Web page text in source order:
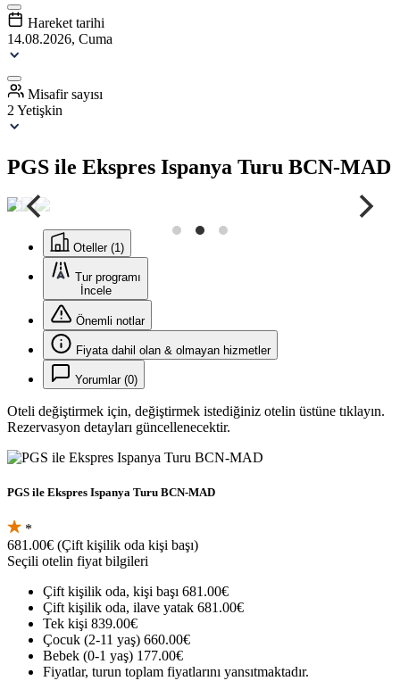
Hareket tarihi
14.08.2026, Cuma
Misafir sayısı
2 Yetişkin
PGS ile Ekspres Ispanya Turu BCN-MAD
Oteller (1)
Tur programı
İncele
Önemli notlar
Fiyata dahil olan & olmayan hizmetler
Yorumlar (0)
Oteli değiştirmek için, değiştirmek istediğiniz otelin üstüne tıklayın.
Rezervasyon detayları güncellenecektir.
PGS ile Ekspres Ispanya Turu BCN-MAD
*
681.00€ (Çift kişilik oda kişi başı)
Seçili otelin fiyat bilgileri
Çift kişilik oda, kişi başı 681.00€
Çift kişilik oda, ilave yatak 681.00€
Tek kişi 839.00€
Çocuk (2-11 yaş) 660.00€
Bebek (0-1 yaş) 177.00€
Fiyatlar, turun toplam fiyatlarını yansıtmaktadır.